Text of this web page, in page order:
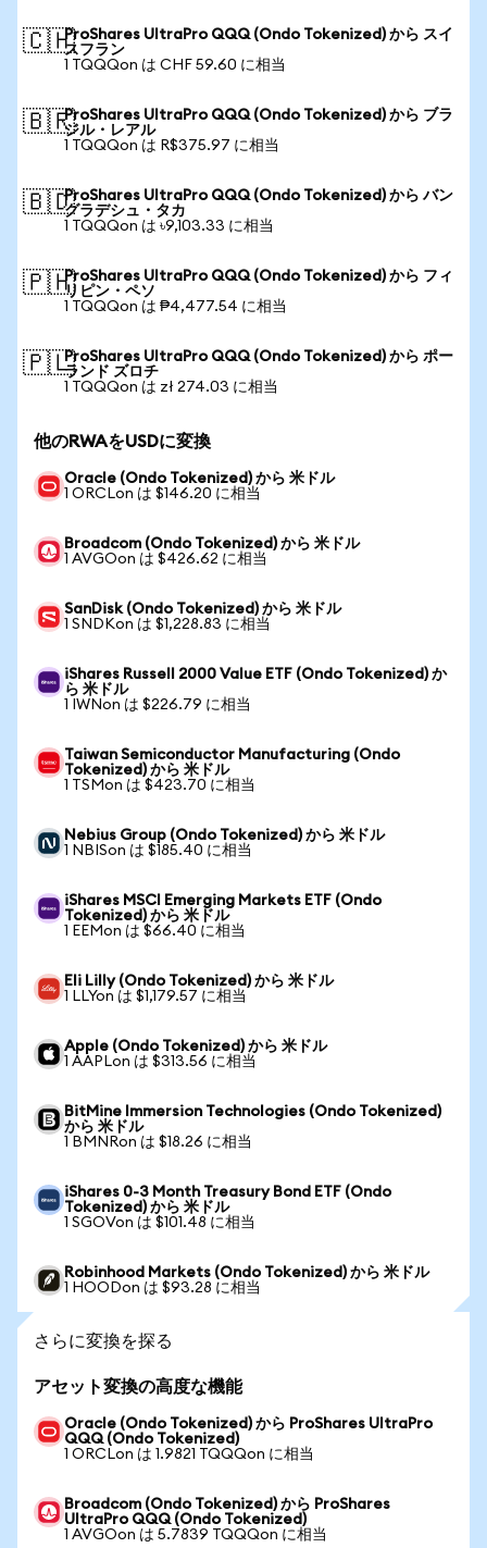
🇨🇭ProShares UltraPro QQQ (Ondo Tokenized) から スイ
スフラン
1 TQQQon は CHF 59.60 に相当
🇧🇷ProShares UltraPro QQQ (Ondo Tokenized) から ブラ
ジル・レアル
1 TQQQon は R$375.97 に相当
🇧🇩ProShares UltraPro QQQ (Ondo Tokenized) から バン
グラデシュ・タカ
1 TQQQon は ৳9,103.33 に相当
🇵🇭ProShares UltraPro QQQ (Ondo Tokenized) から フィ
リピン・ペソ
1 TQQQon は ₱4,477.54 に相当
🇵🇱ProShares UltraPro QQQ (Ondo Tokenized) から ポー
ランド ズロチ
1 TQQQon は zł 274.03 に相当
他のRWAをUSDに変換
Oracle (Ondo Tokenized) から 米ドル
1 ORCLon は $146.20 に相当
Broadcom (Ondo Tokenized) から 米ドル
1 AVGOon は $426.62 に相当
SanDisk (Ondo Tokenized) から 米ドル
1 SNDKon は $1,228.83 に相当
iShares Russell 2000 Value ETF (Ondo Tokenized) か
ら 米ドル
1 IWNon は $226.79 に相当
Taiwan Semiconductor Manufacturing (Ondo
Tokenized) から 米ドル
1 TSMon は $423.70 に相当
Nebius Group (Ondo Tokenized) から 米ドル
1 NBISon は $185.40 に相当
iShares MSCI Emerging Markets ETF (Ondo
Tokenized) から 米ドル
1 EEMon は $66.40 に相当
Eli Lilly (Ondo Tokenized) から 米ドル
1 LLYon は $1,179.57 に相当
Apple (Ondo Tokenized) から 米ドル
1 AAPLon は $313.56 に相当
BitMine Immersion Technologies (Ondo Tokenized)
から 米ドル
1 BMNRon は $18.26 に相当
iShares 0-3 Month Treasury Bond ETF (Ondo
Tokenized) から 米ドル
1 SGOVon は $101.48 に相当
Robinhood Markets (Ondo Tokenized) から 米ドル
1 HOODon は $93.28 に相当
さらに変換を探る
アセット変換の高度な機能
Oracle (Ondo Tokenized) から ProShares UltraPro
QQQ (Ondo Tokenized)
1 ORCLon は 1.9821 TQQQon に相当
Broadcom (Ondo Tokenized) から ProShares
UltraPro QQQ (Ondo Tokenized)
1 AVGOon は 5.7839 TQQQon に相当